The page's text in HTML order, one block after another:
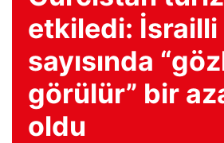
etkiledi:
sayısında
görülür” bir
oldu